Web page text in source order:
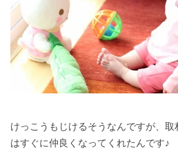
けっこうもじけるそうなんですが、
はすぐに仲良くなってくれたんです♪